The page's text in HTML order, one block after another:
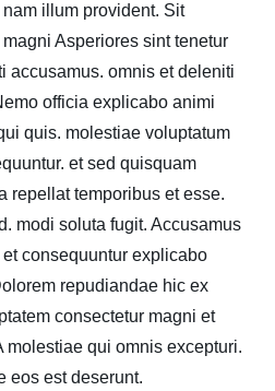
illum provident. Sit
Asperiores sint tenetur
accusamus. omnis et deleniti
officia explicabo animi
quis. molestiae voluptatum
et sed quisquam
repellat temporibus et esse.
modi soluta fugit. Accusamus
consequuntur explicabo
repudiandae hic ex
consectetur magni et
molestiae qui omnis excepturi.
eos est deserunt.